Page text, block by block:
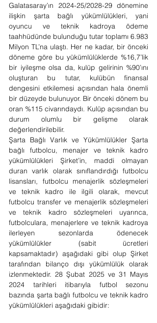
Galatasaray’ın 2024-25/2028-29 dönemine
ilişkin şarta bağlı yükümlülükleri, yani
oyuncu ve teknik kadroya ödeme
taahhüdünde bulunduğu tutar toplamı 6.983
Milyon TL’na ulaştı. Her ne kadar, bir önceki
döneme göre bu yükümlülüklerde %16,7’lik
bir iyileşme olsa da, kulüp gelirinin %90’ını
oluşturan bu tutar, kulübün finansal
dengesini etkilemesi açısından hala önemli
bir düzeyde bulunuyor. Bir önceki dönem bu
oran %115 civarındaydı. Kulüp açısından bu
durum olumlu bir gelişme olarak
değerlendirilebilir.
Şarta Bağlı Varlık ve Yükümlülükler Şarta
bağlı futbolcu, menajer ve teknik kadro
yükümlülükleri Şirket’in, maddi olmayan
duran varlık olarak sınıflandırdığı futbolcu
lisansları, futbolcu menajerlik sözleşmeleri
ve teknik kadro ile ilgili olarak, mevcut
futbolcu transfer ve menajerlik sözleşmeleri
ve teknik kadro sözleşmeleri uyarınca,
futbolculara, menajerlere ve teknik kadroya
ilerleyen sezonlarda ödenecek
yükümlülükler (sabit ücretleri
kapsamaktadır) aşağıdaki gibi olup Şirket
tarafından bilanço dışı yükümlülük olarak
izlenmektedir. 28 Şubat 2025 ve 31 Mayıs
2024 tarihleri itibarıyla futbol sezonu
bazında şarta bağlı futbolcu ve teknik kadro
yükümlülükleri aşağıdaki gibidir: